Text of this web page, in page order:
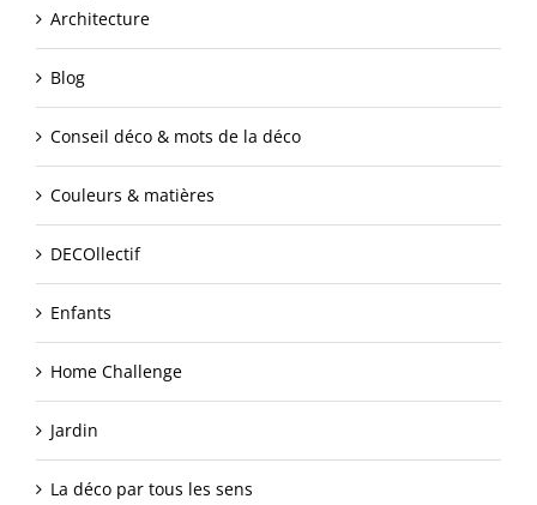
Architecture
Blog
Conseil déco & mots de la déco
Couleurs & matières
DECOllectif
Enfants
Home Challenge
Jardin
La déco par tous les sens